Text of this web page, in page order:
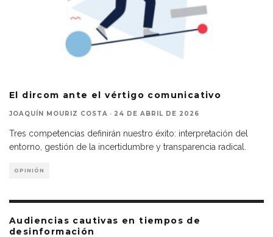
El dircom ante el vértigo comunicativo
JOAQUÍN MOURIZ COSTA · 24 DE ABRIL DE 2026
Tres competencias definirán nuestro éxito: interpretación del
entorno, gestión de la incertidumbre y transparencia radical.
OPINIÓN
Audiencias cautivas en tiempos de
desinformación